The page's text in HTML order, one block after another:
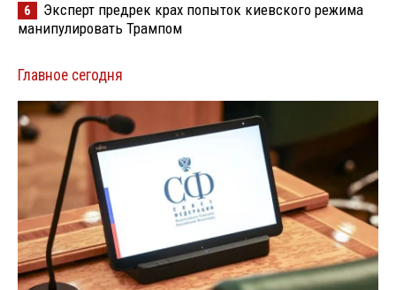
6
Эксперт предрек крах попыток киевского режима
манипулировать Трампом
Главное сегодня